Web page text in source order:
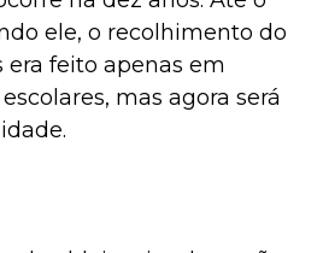
ele, o recolhimento do
era feito apenas em
mas agora será